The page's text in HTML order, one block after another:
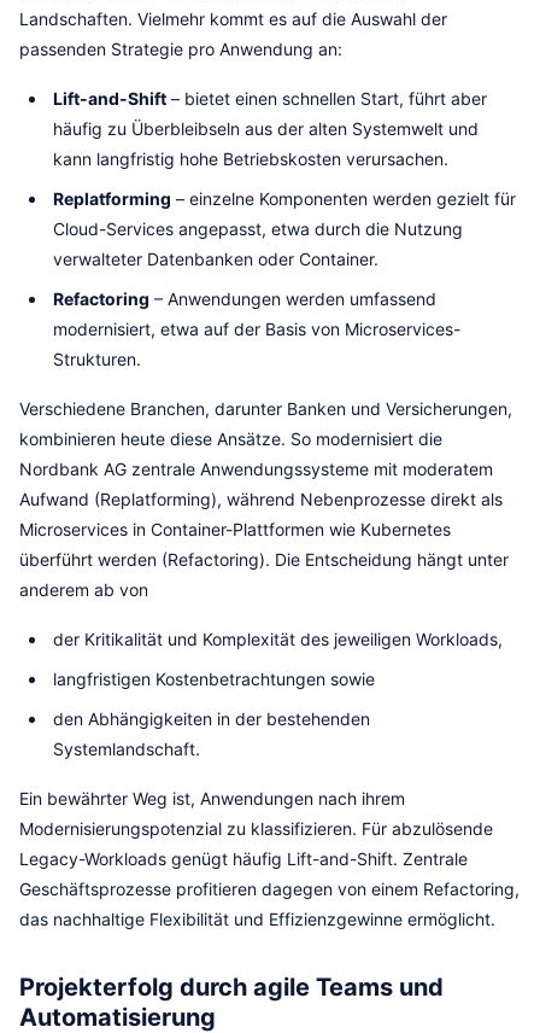
Landschaften. Vielmehr kommt es auf die Auswahl der
passenden Strategie pro Anwendung an:
Lift-and-Shift – bietet einen schnellen Start, führt aber
häufig zu Überbleibseln aus der alten Systemwelt und
kann langfristig hohe Betriebskosten verursachen.
Replatforming – einzelne Komponenten werden gezielt für
Cloud-Services angepasst, etwa durch die Nutzung
verwalteter Datenbanken oder Container.
Refactoring – Anwendungen werden umfassend
modernisiert, etwa auf der Basis von Microservices-
Strukturen.
Verschiedene Branchen, darunter Banken und Versicherungen,
kombinieren heute diese Ansätze. So modernisiert die
Nordbank AG zentrale Anwendungssysteme mit moderatem
Aufwand (Replatforming), während Nebenprozesse direkt als
Microservices in Container-Plattformen wie Kubernetes
überführt werden (Refactoring). Die Entscheidung hängt unter
anderem ab von
der Kritikalität und Komplexität des jeweiligen Workloads,
langfristigen Kostenbetrachtungen sowie
den Abhängigkeiten in der bestehenden
Systemlandschaft.
Ein bewährter Weg ist, Anwendungen nach ihrem
Modernisierungspotenzial zu klassifizieren. Für abzulösende
Legacy-Workloads genügt häufig Lift-and-Shift. Zentrale
Geschäftsprozesse profitieren dagegen von einem Refactoring,
das nachhaltige Flexibilität und Effizienzgewinne ermöglicht.
Projekterfolg durch agile Teams und
Automatisierung